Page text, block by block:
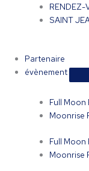
RENDEZ-
SAINT
Partenaire
évènement
Full Moon
Moonrise
Full Moon
Moonrise